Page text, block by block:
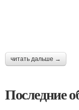
читать дальше →
Последние